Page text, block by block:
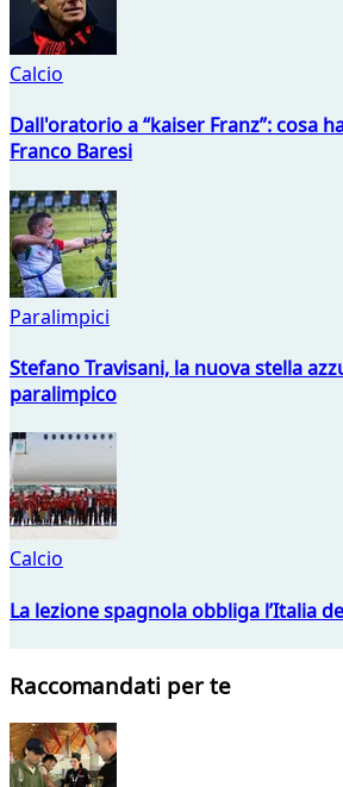
Calcio
Dall'oratorio a “kaiser Franz”: cosa
Franco Baresi
Paralimpici
Stefano Travisani, la nuova stella
paralimpico
Calcio
La lezione spagnola obbliga l’Italia
Raccomandati per te